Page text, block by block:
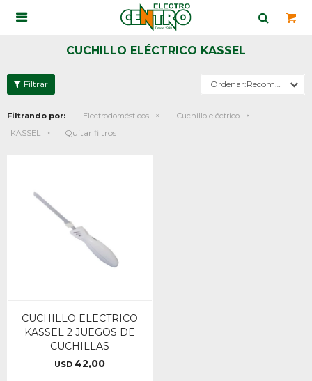

CUCHILLO ELÉCTRICO KASSEL
Recomendados
Filtrando por: Electrodomésticos
Cuchillo eléctrico
KASSEL
Quitar filtros
CUCHILLO ELECTRICO
KASSEL 2 JUEGOS DE
CUCHILLAS
USD 42,00